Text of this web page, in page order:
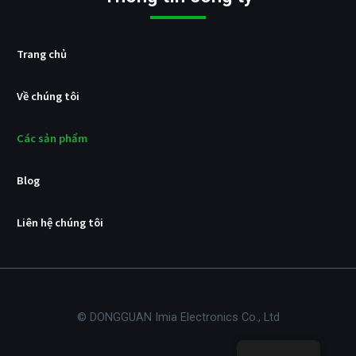
Trang chủ
Về chúng tôi
Các sản phẩm
Blog
Liên hệ chúng tôi
© DONGGUAN Imia Electronics Co., Ltd